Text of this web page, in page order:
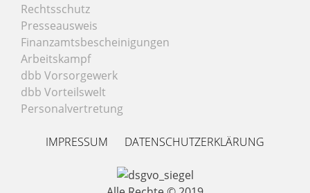
Rechtsschutz
Presseausweis
Finanzamtsbescheinigungen
Arbeitskampf
dbb Vorsorgewerk
dbb Vorteilswelt
Personalvertretung
IMPRESSUM DATENSCHUTZERKLÄRUNG